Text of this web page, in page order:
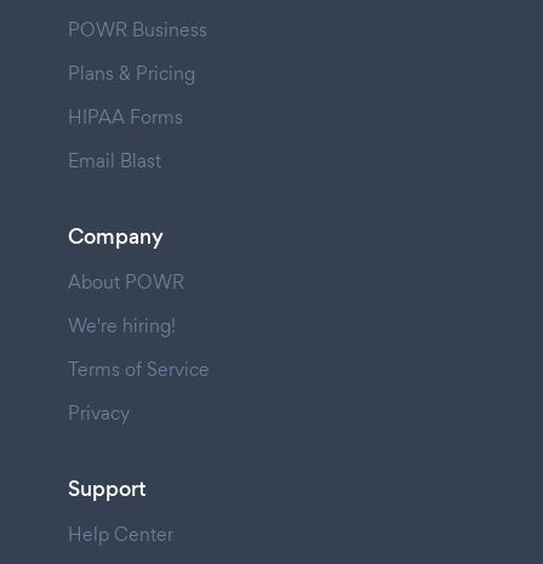
POWR Business
Plans & Pricing
HIPAA Forms
Email Blast
Company
About POWR
We're hiring!
Terms of Service
Privacy
Support
Help Center